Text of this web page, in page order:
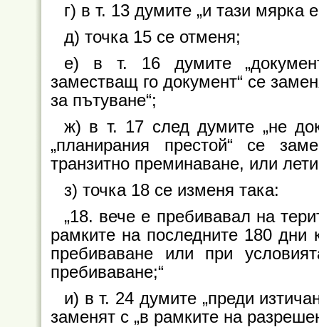
г) в т. 13 думите „и тази мярка
д) точка 15 се отменя;
е) в т. 16 думите
заместващ го документ“ се
за пътуване“;
ж) в т. 17 след думите „не
„планирания престой“ се
транзитно преминаване, или
з) точка 18 се изменя така:
„18. вече е пребивавал на
рамките на последните 180 дни
пребиваване или при
пребиваване;“
и) в т. 24 думите „преди
заменят с „в рамките на